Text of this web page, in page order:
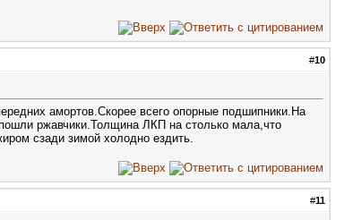
#10
амортов.Скорее всего опорные подшипники.На
ржавчики.Толщина ЛКП на столько мала,что
сзади зимой холодно ездить.
#11